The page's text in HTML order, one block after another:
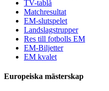
TV-tablå
Matchresultat
EM-slutspelet
Landslagstrupper
Res till fotbolls EM
EM-Biljetter
EM kvalet
Europeiska mästerskap